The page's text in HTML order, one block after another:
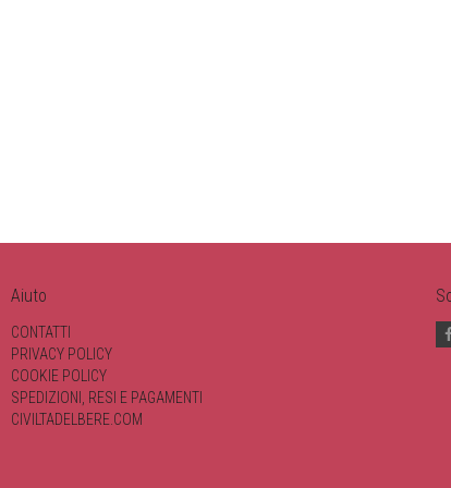
Aiuto
CONTATTI
PRIVACY POLICY
COOKIE POLICY
SPEDIZIONI, RESI E PAGAMENTI
CIVILTADELBERE.COM